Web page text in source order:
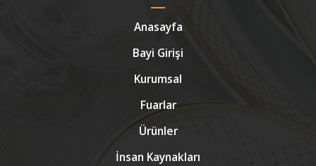
Anasayfa
Bayi Girişi
Kurumsal
Fuarlar
Ürünler
İnsan Kaynakları